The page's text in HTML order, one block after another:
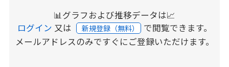
📊グラフおよび推移データは📈
ログイン 又は 新規登録（無料） で閲覧できます。
メールアドレスのみですぐにご登録いただけます。